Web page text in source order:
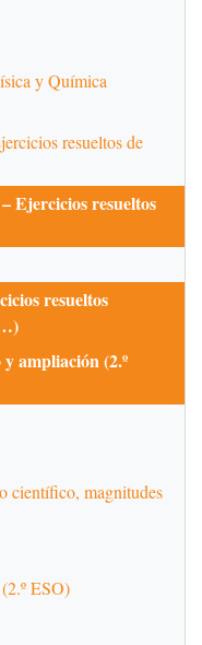
y Química
resueltos de
Ejercicios resueltos
resueltos
ampliación (2.º
científico, magnitudes
ESO)